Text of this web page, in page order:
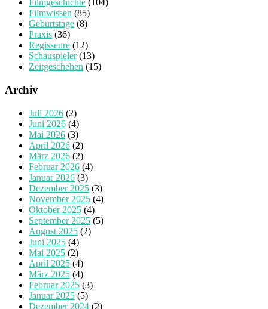
Filmgeschichte (104)
Filmwissen (85)
Geburtstage (8)
Praxis (36)
Regisseure (12)
Schauspieler(13)
Zeitgeschehen (15)
Archiv
Juli 2026 (2)
Juni 2026 (4)
Mai 2026 (3)
April 2026 (2)
März 2026 (2)
Februar 2026 (4)
Januar 2026 (3)
Dezember 2025 (3)
November 2025 (4)
Oktober 2025 (4)
September 2025 (5)
August 2025 (2)
Juni 2025 (4)
Mai 2025 (2)
April 2025 (4)
März 2025 (4)
Februar 2025 (3)
Januar 2025 (5)
Dezember 2024 (2)